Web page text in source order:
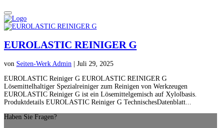
EUROLASTIC REINIGER G
von Seiten-Werk Admin
Juli 29, 2025
EUROLASTIC Reiniger G EUROLASTIC REINIGER G
Lösemittelhaltiger Spezialreiniger zum Reinigen von Werkzeugen
EUROLASTIC Reiniger G ist ein Lösemittelgemisch auf Xylolbasis.
Produktdetails EUROLASTIC Reiniger G TechnischesDatenblatt...
Haben Sie Fragen?